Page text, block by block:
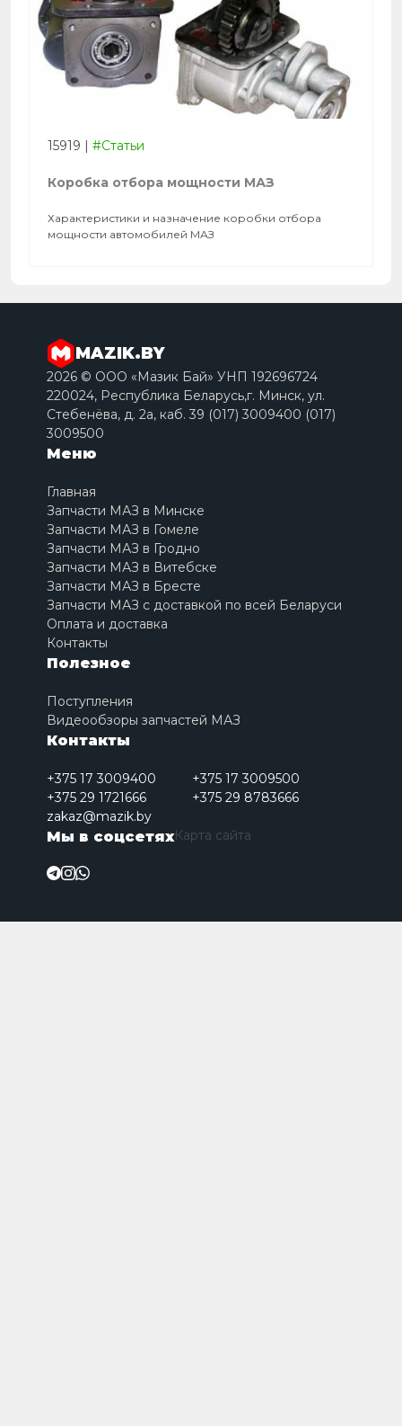
15919 | #Статьи
Коробка отбора мощности МАЗ
Характеристики и назначение коробки отбора
мощности автомобилей МАЗ
MAZIK.BY
2026 © ООО «Мазик Бай» УНП 192696724
220024, Республика Беларусь,г. Минск, ул.
Стебенёва, д. 2a, каб. 39 (017) 3009400 (017)
3009500
Меню
Главная
Запчасти МАЗ в Минске
Запчасти МАЗ в Гомеле
Запчасти МАЗ в Гродно
Запчасти МАЗ в Витебске
Запчасти МАЗ в Бресте
Запчасти МАЗ с доставкой по всей Беларуси
Оплата и доставка
Контакты
Полезное
Поступления
Видеообзоры запчастей МАЗ
Контакты
+375 17 3009400
+375 17 3009500
+375 29 1721666
+375 29 8783666
zakaz@mazik.by
Мы в соцсетяхКарта сайта